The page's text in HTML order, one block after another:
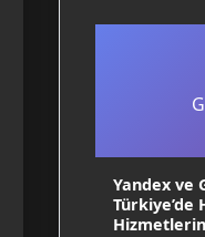
Yandex ve
Türkiye’de